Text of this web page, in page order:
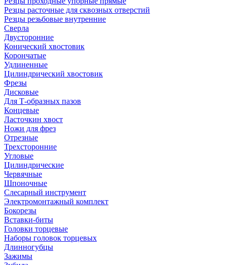
Резцы расточные для сквозных отверстий
Резцы резьбовые внутренние
Сверла
Двусторонние
Конический хвостовик
Корончатые
Удлиненные
Цилиндрический хвостовик
Фрезы
Дисковые
Для Т-образных пазов
Концевые
Ласточкин хвост
Ножи для фрез
Отрезные
Трехсторонние
Угловые
Цилиндрические
Червячные
Шпоночные
Слесарный инструмент
Электромонтажный комплект
Бокорезы
Вставки-биты
Головки торцевые
Наборы головок торцевых
Длинногубцы
Зажимы